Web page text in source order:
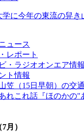
学に今年の東流の舁
ュース
レポート
・ラジオオンエア情報
ト情報
笠（15日早朝）の交
れこれ話『ほのかの"
月）